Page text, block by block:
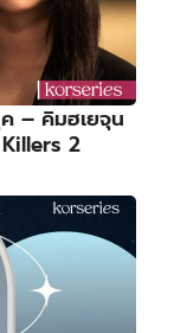
– คิมฮเยจุน
2